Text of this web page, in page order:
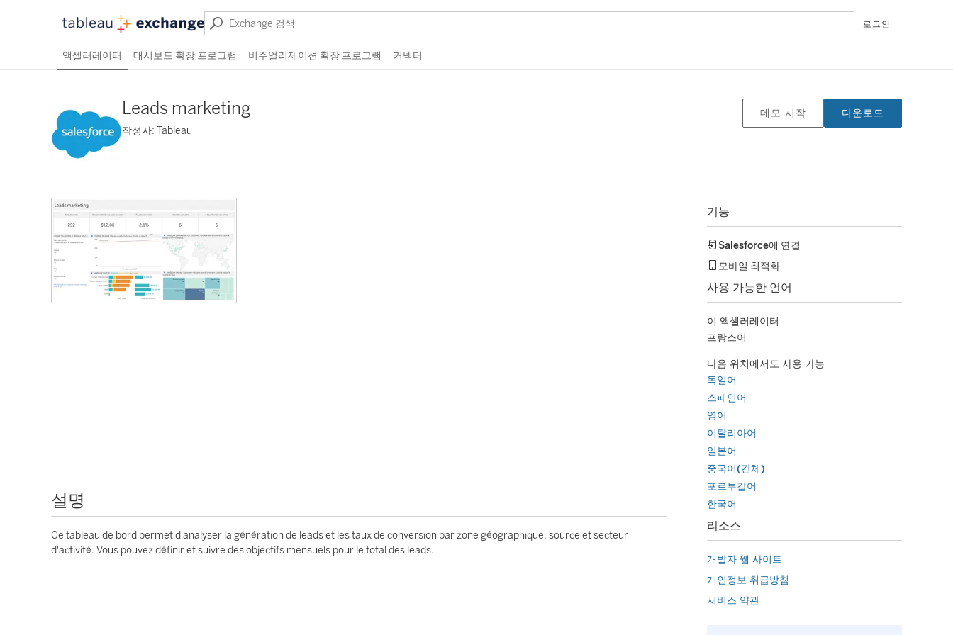
로그인
액셀러레이터 대시보드 확장 프로그램 비주얼리제이션 확장 프로그램 커넥터
Leads marketing
작성자: Tableau
데모 시작 다운로드
설명
Ce tableau de bord permet d'analyser la génération de leads et les taux de conversion par zone géographique, source et secteur
d'activité. Vous pouvez définir et suivre des objectifs mensuels pour le total des leads.
기능
Salesforce에 연결
모바일 최적화
사용 가능한 언어
이 액셀러레이터
프랑스어
다음 위치에서도 사용 가능
독일어
스페인어
영어
이탈리아어
일본어
중국어(간체)
포르투갈어
한국어
리소스
개발자 웹 사이트
개인정보 취급방침
서비스 약관